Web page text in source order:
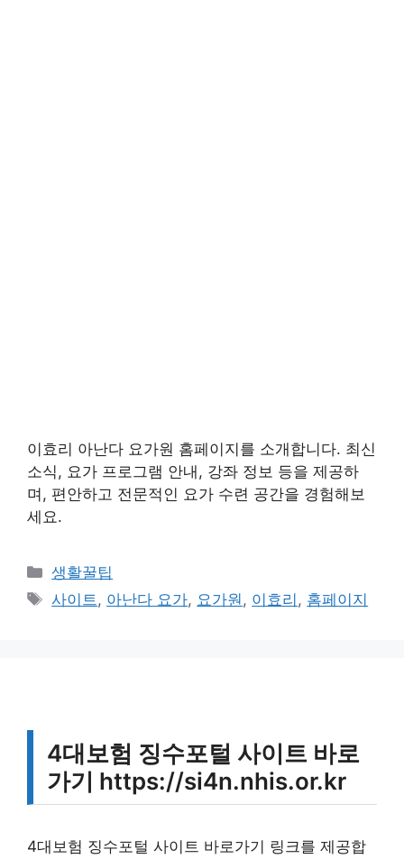
이효리 아난다 요가원 홈페이지를 소개합니다. 최신
소식, 요가 프로그램 안내, 강좌 정보 등을 제공하
며, 편안하고 전문적인 요가 수련 공간을 경험해보
세요.
카
테
생활꿀팁
태
사이트, 아난다 요가, 요가원, 이효리 , 홈페이지
4대보험 징수포털 사이트 바로
가기 https://si4n.nhis.or.kr
4대보험 징수포털 사이트 바로가기 링크를 제공합